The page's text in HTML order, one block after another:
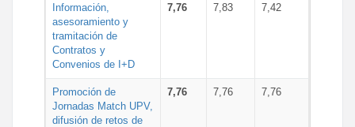
Información,
asesoramiento y
tramitación de
Contratos y
Convenios de I+D
7,76 7,83 7,42
Promoción de
Jornadas Match UPV,
difusión de retos de
7,76 7,76 7,76